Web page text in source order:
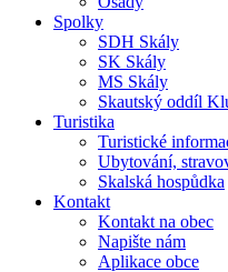
Spolky
SDH Skály
SK Skály
MS Skály
Skautský oddíl
Turistika
Turistické
Ubytování,
Skalská hospůdka
Kontakt
Kontakt na obec
Napište nám
Aplikace obce